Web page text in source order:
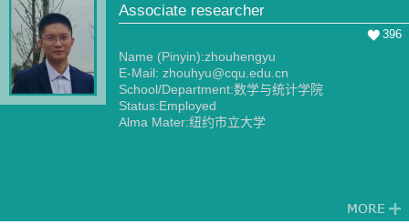
Associate researcher
396
Name (Pinyin):zhouhengyu
E-Mail: zhouhyu@cqu.edu.cn
School/Department:数学与统计学院
Status:Employed
Alma Mater:纽约市立大学